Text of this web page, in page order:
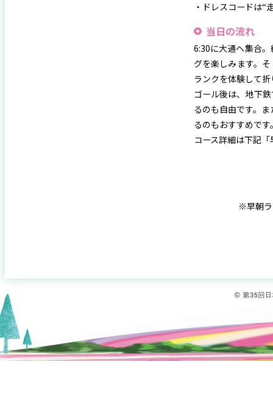
・ドレスコードは“
当日の流れ
6:30に大通へ集合
グを楽しみます。
ランクを体験して
ゴール後は、地下
るのも自由です。
るのもおすすめで
コース詳細は下記
※早朝ラ